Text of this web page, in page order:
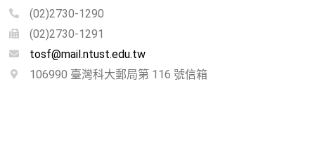
(02)2730-1290
(02)2730-1291
tosf@mail.ntust.edu.tw
106990 臺灣科大郵局第 116 號信箱